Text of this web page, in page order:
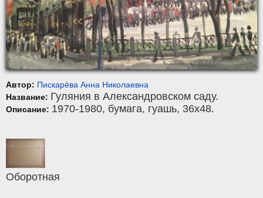
Автор: Пискарёва Анна Николаевна
Название: Гуляния в Александровском саду.
Описание: 1970-1980, бумага, гуашь, 36x48.
Оборотная